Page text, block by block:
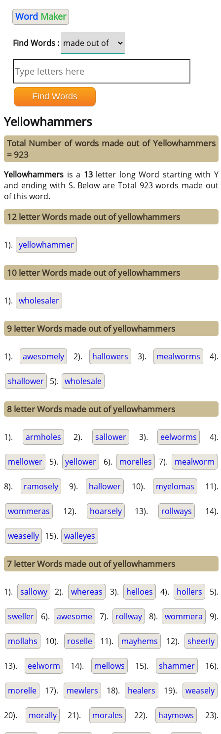
Word Maker
Find Words :
Yellowhammers
Total Number of words made out of Yellowhammers
= 923
Yellowhammers is a 13letter long Word starting with Y
and ending with S. Below are Total 923 words made out
of this word.
12 letter Words made out of yellowhammers
1). yellowhammer
10 letter Words made out of yellowhammers
1). wholesaler
9 letter Words made out of yellowhammers
1). awesomely 2). hallowers 3). mealworms 4).
shallower 5). wholesale
8 letter Words made out of yellowhammers
1). armholes 2). sallower 3). eelworms 4).
mellower 5). yellower 6). morelles 7). mealworm
8). ramosely 9). hallower 10). myelomas 11).
wommeras 12). hoarsely 13). rollways 14).
weaselly 15). walleyes
7 letter Words made out of yellowhammers
1). sallowy 2). whereas 3). helloes 4). hollers 5).
sweller 6). awesome 7). rollway 8). wommera 9).
mollahs 10). roselle 11). mayhems 12). sheerly
13). eelworm 14). mellows 15). shammer 16).
morelle 17). mewlers 18). healers 19). weasely
20). morally 21). morales 22). haymows 23).